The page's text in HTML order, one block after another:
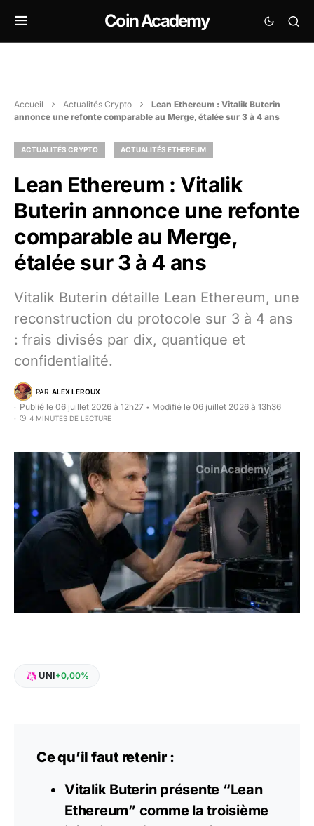
Coin Academy
Accueil Actualités Crypto
Lean Ethereum : Vitalik Buterin
annonce une refonte comparable au Merge, étalée sur 3 à 4 ans
ACTUALITÉS CRYPTO ACTUALITÉS ETHEREUM
Lean Ethereum : Vitalik
Buterin annonce une refonte
comparable au Merge,
étalée sur 3 à 4 ans
Vitalik Buterin détaille Lean Ethereum, une
reconstruction du protocole sur 3 à 4 ans
: frais divisés par dix, quantique et
confidentialité.
PAR ALEX LEROUX
Publié le 06 juillet 2026 à 12h27 • Modifié le 06 juillet 2026 à 13h36
4 MINUTES DE LECTURE
UNI+0,00%
Ce qu’il faut retenir :
Vitalik Buterin présente “Lean
Ethereum” comme la troisième